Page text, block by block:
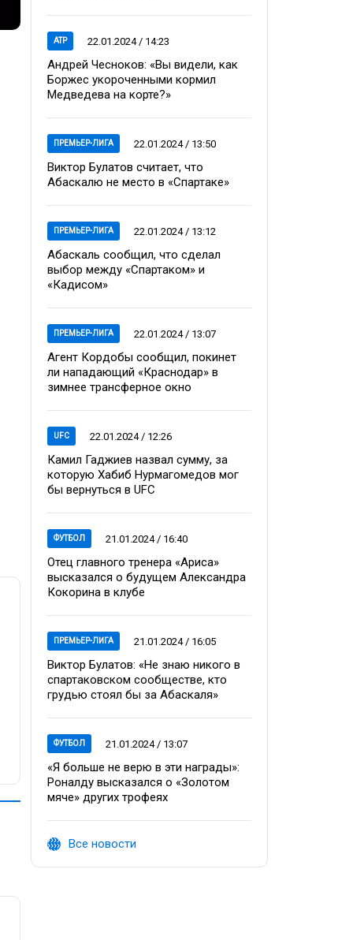
ATP 22.01.2024 / 14:23
Андрей Чесноков: «Вы видели, как
Боржес укороченными кормил
Медведева на корте?»
ПРЕМЬЕР-ЛИГА 22.01.2024 / 13:50
Виктор Булатов считает, что
Абаскалю не место в «Спартаке»
ПРЕМЬЕР-ЛИГА 22.01.2024 / 13:12
Абаскаль сообщил, что сделал
выбор между «Спартаком» и
«Кадисом»
ПРЕМЬЕР-ЛИГА 22.01.2024 / 13:07
Агент Кордобы сообщил, покинет
ли нападающий «Краснодар» в
зимнее трансферное окно
UFC 22.01.2024 / 12:26
Камил Гаджиев назвал сумму, за
которую Хабиб Нурмагомедов мог
бы вернуться в UFC
ФУТБОЛ 21.01.2024 / 16:40
Отец главного тренера «Ариса»
высказался о будущем Александра
Кокорина в клубе
ПРЕМЬЕР-ЛИГА 21.01.2024 / 16:05
Виктор Булатов: «Не знаю никого в
спартаковском сообществе, кто
грудью стоял бы за Абаскаля»
ФУТБОЛ 21.01.2024 / 13:07
«Я больше не верю в эти награды»:
Роналду высказался о «Золотом
мяче» других трофеях
Все новости